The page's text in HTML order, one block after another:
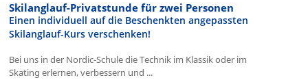
Skilanglauf-Privatstunde für zwei Personen
Einen individuell auf die Beschenkten angepassten
Skilanglauf-Kurs verschenken!
Bei uns in der Nordic-Schule die Technik im Klassik oder im
Skating erlernen, verbessern und ...